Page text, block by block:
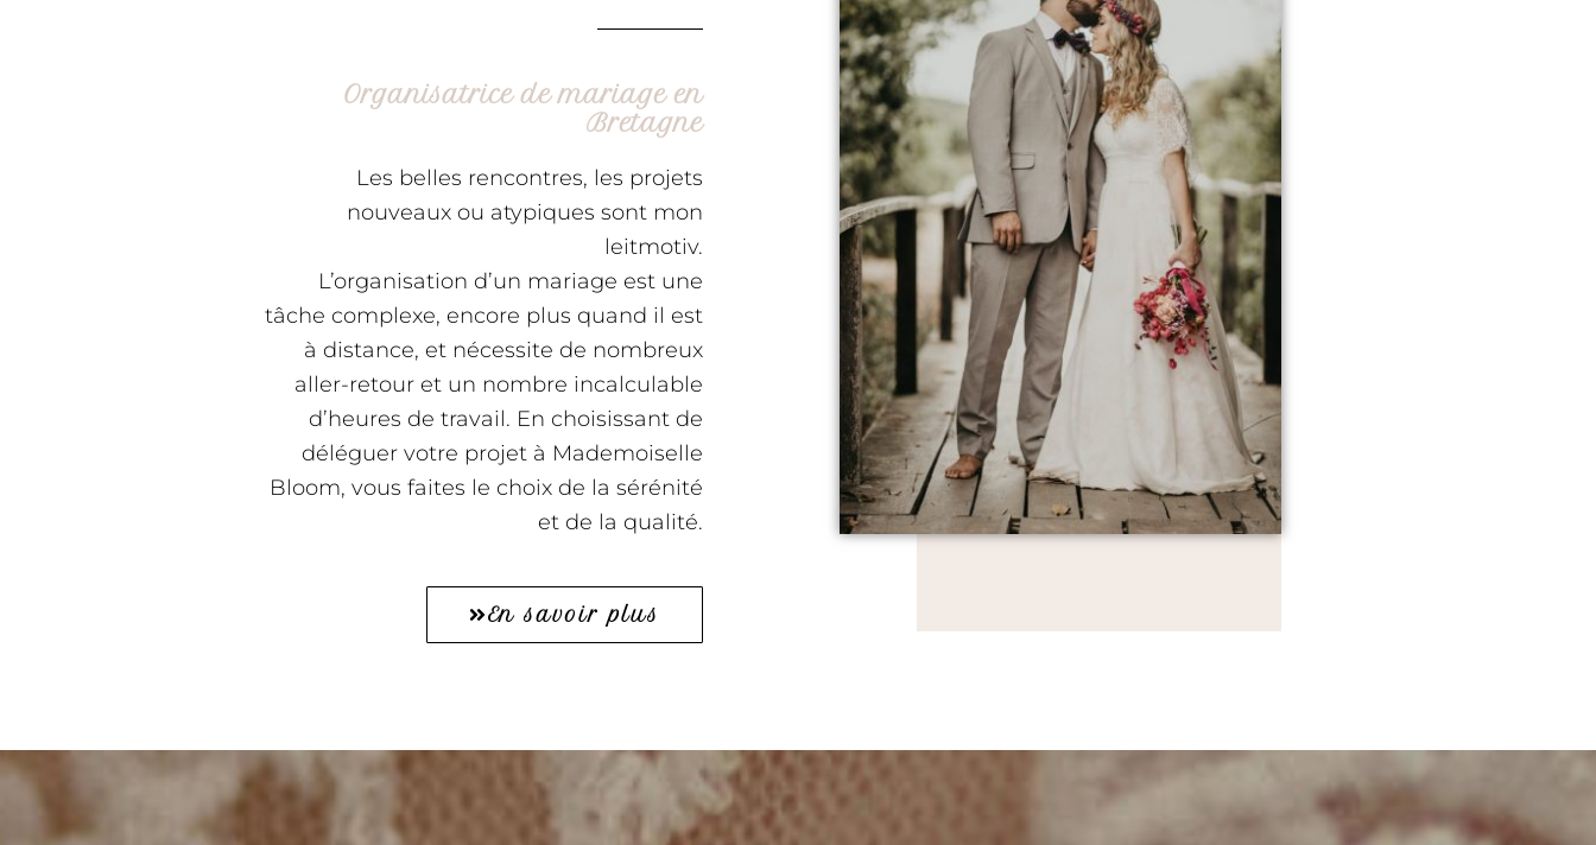
Organisatrice de mariage en
Bretagne
Les belles rencontres, les projets
nouveaux ou atypiques sont mon
leitmotiv.
L’organisation d’un mariage est une
tâche complexe, encore plus quand il est
à distance, et nécessite de nombreux
aller-retour et un nombre incalculable
d’heures de travail. En choisissant de
déléguer votre projet à Mademoiselle
Bloom, vous faites le choix de la sérénité
et de la qualité.
En savoir plus